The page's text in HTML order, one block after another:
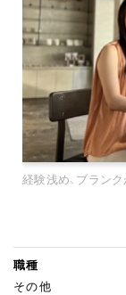
経験浅め、ブラン
職種
その他